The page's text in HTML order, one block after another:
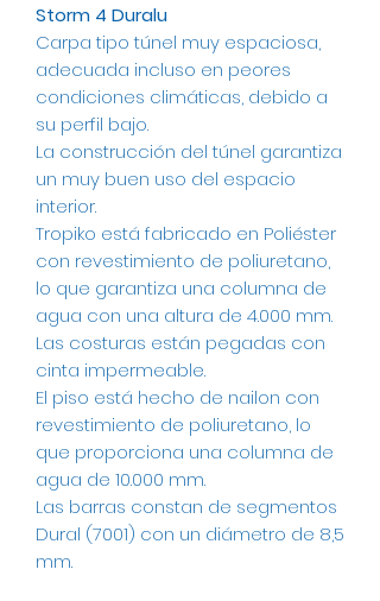
Storm 4 Duralu
Carpa tipo túnel muy espaciosa,
adecuada incluso en peores
condiciones climáticas, debido a
su perfil bajo.
La construcción del túnel garantiza
un muy buen uso del espacio
interior.
Tropiko está fabricado en Poliéster
con revestimiento de poliuretano,
lo que garantiza una columna de
agua con una altura de 4.000 mm.
Las costuras están pegadas con
cinta impermeable.
El piso está hecho de nailon con
revestimiento de poliuretano, lo
que proporciona una columna de
agua de 10.000 mm.
Las barras constan de segmentos
Dural (7001) con un diámetro de 8,5
mm.